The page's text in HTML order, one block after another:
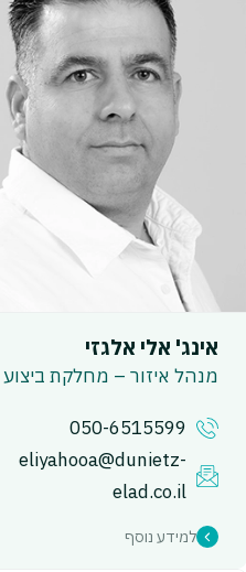
אינג' אלי אלגזי
מנהל איזור – מחלקת ביצוע
050-6515599
eliyahooa@dunietz-
elad.co.il
למידע נוסף